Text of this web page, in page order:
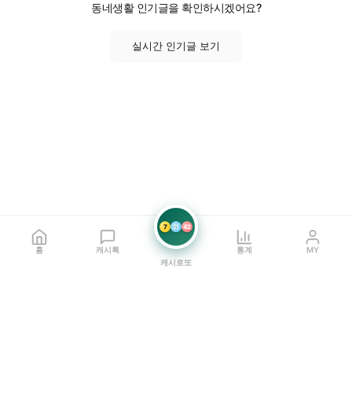
동네생활 인기글을 확인하시겠어요?
실시간 인기글 보기
홈 캐시톡
7 21 42
캐시로또
통계 MY